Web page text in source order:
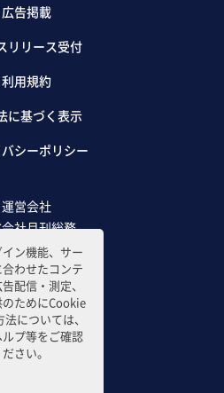
ン機能、サー
わせたコンテ
配信・測定、
ためにCookie
については、
プ等をご確認
さい。
広告掲載
リリース受付
利用規約
に基づく表示
シーポリシー
運営会社
社月刊総務